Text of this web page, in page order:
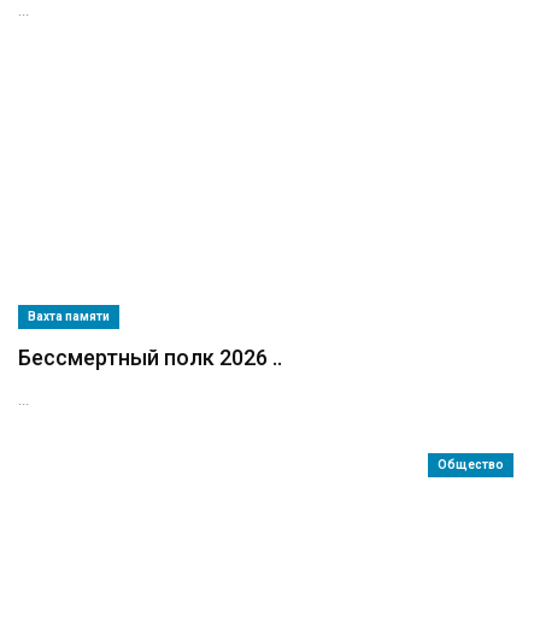
...
Вахта памяти
Бессмертный полк 2026 ..
...
Общество